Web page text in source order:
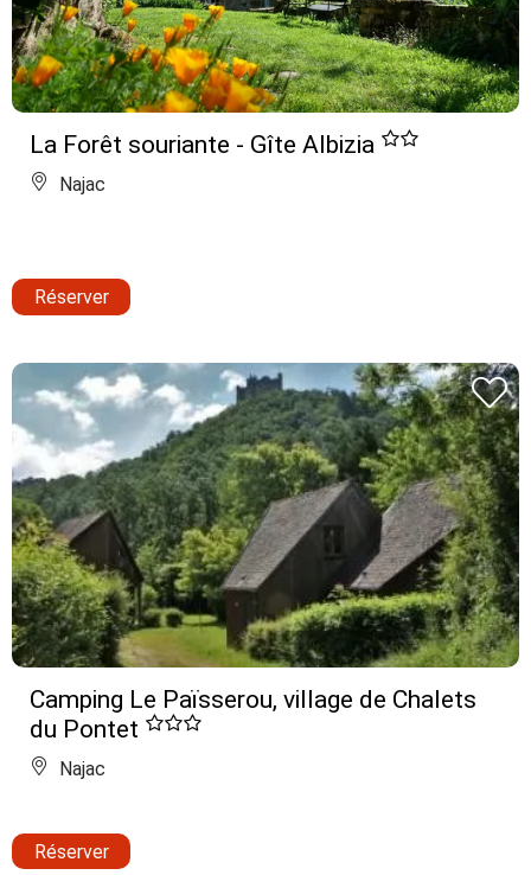
La Forêt souriante - Gîte Albizia
Najac
Réserver
Camping Le Païsserou, village de Chalets
du Pontet
Najac
Réserver